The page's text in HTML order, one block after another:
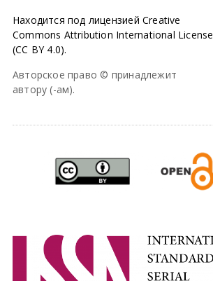
Находится под лицензией Creative
Commons Attribution International License
(CC BY 4.0).
Авторское право © принадлежит
автору (-ам).